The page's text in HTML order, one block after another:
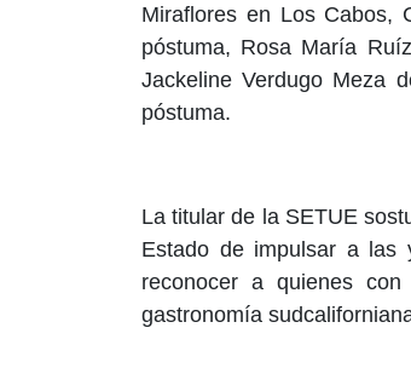
Miraflores en Los Cabos,
póstuma, Rosa María
Jackeline Verdugo Meza
póstuma.
La titular de la SETUE
Estado de impulsar a las
reconocer a quienes
gastronomía